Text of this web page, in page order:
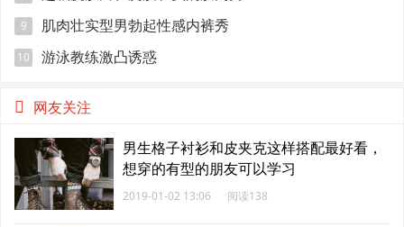
9 肌肉壮实型男勃起性感内裤秀
10 游泳教练激凸诱惑
网友关注
男生格子衬衫和皮夹克这样搭配最好看，
想穿的有型的朋友可以学习
2019-01-02 13:06 阅读138